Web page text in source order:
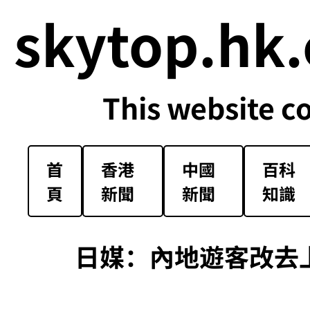
This website
首
頁
香港
新聞
中國
新聞
百科
知識
日媒：內地遊客改